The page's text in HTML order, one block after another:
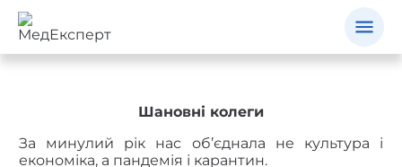
Шановні колеги
За минулий рік нас об’єднала не культура і
економіка, а пандемія і карантин.